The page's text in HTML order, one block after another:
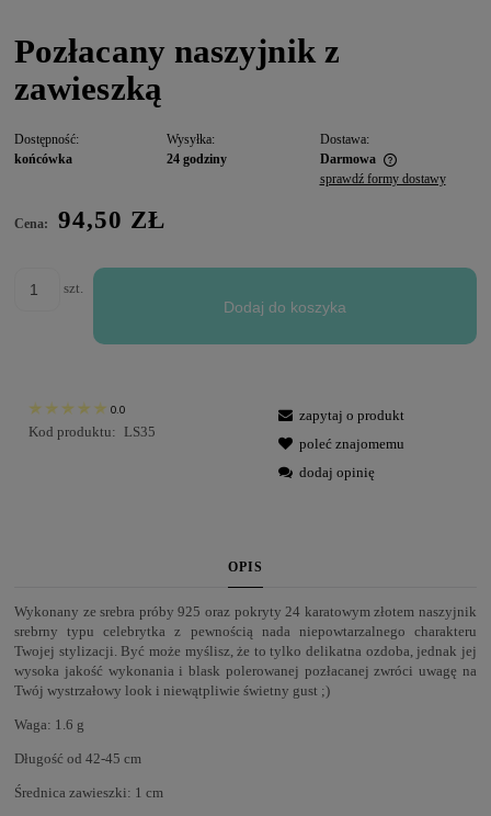
Pozłacany naszyjnik z
zawieszką
Dostępność:
końcówka
Wysyłka:
24 godziny
Dostawa:
Darmowa
sprawdź formy dostawy
Cena: 94,50 ZŁ
szt.
Dodaj do koszyka
0.0
Kod produktu: LS35
zapytaj o produkt
poleć znajomemu
dodaj opinię
OPIS
Wykonany ze srebra próby 925 oraz pokryty 24 karatowym złotem naszyjnik
srebrny typu celebrytka z pewnością nada niepowtarzalnego charakteru
Twojej stylizacji. Być może myślisz, że to tylko delikatna ozdoba, jednak jej
wysoka jakość wykonania i blask polerowanej pozłacanej zwróci uwagę na
Twój wystrzałowy look i niewątpliwie świetny gust ;)
Waga: 1.6 g
Długość od 42-45 cm
Średnica zawieszki: 1 cm